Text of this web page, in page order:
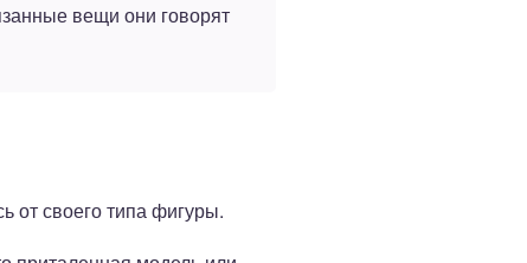
вещи они говорят
от своего типа фигуры.